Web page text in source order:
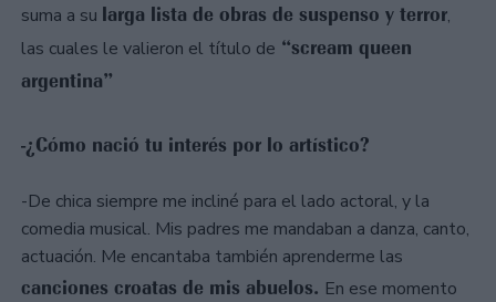
suma a su larga lista de obras de suspenso y terror,
las cuales le valieron el título de “scream queen
argentina”
-¿Cómo nació tu interés por lo artístico?
-De chica siempre me incliné para el lado actoral, y la
comedia musical. Mis padres me mandaban a danza, canto,
actuación. Me encantaba también aprenderme las
canciones croatas de mis abuelos. En ese momento